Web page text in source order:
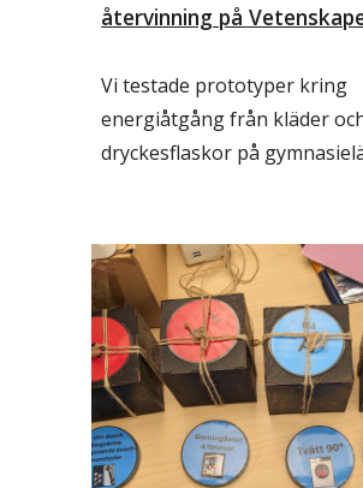
återvinning på
Vi testade prototyper kring
energiåtgång från kläder
dryckesflaskor på